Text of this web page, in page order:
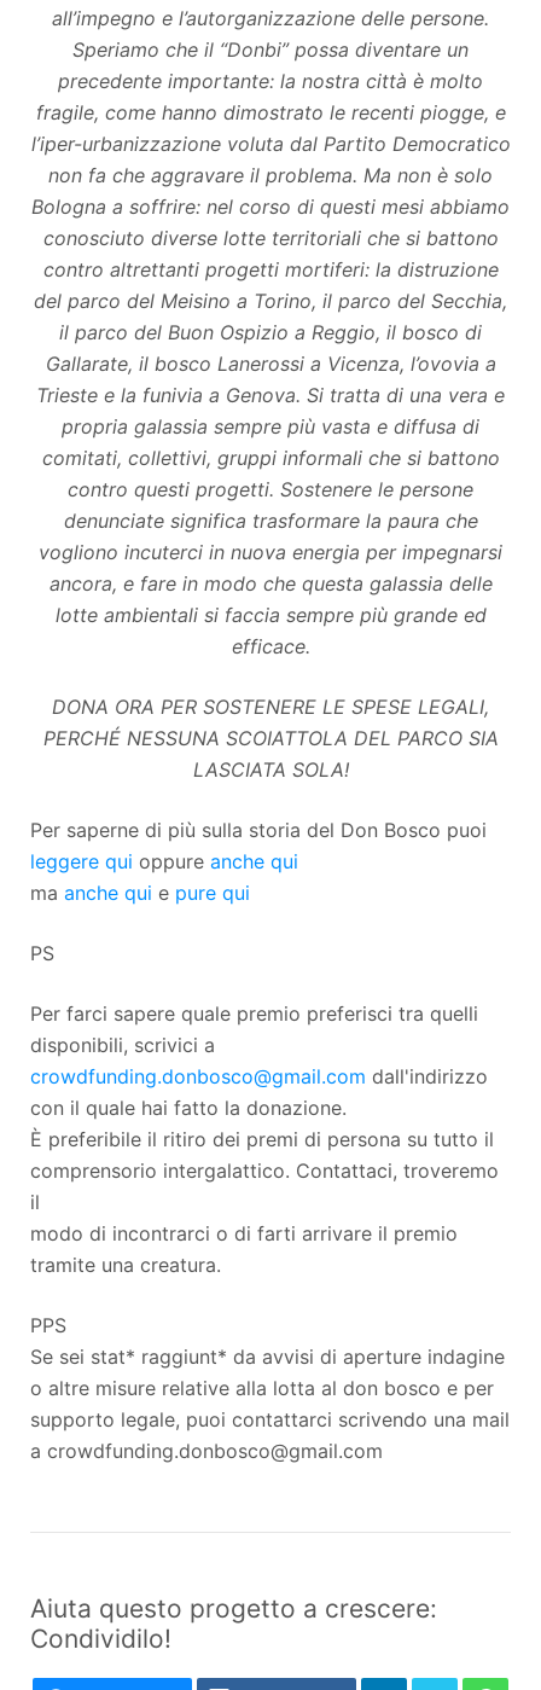
all’impegno e l’autorganizzazione delle persone.
Speriamo che il “Donbi” possa diventare un
precedente importante: la nostra città è molto
fragile, come hanno dimostrato le recenti piogge, e
l’iper-urbanizzazione voluta dal Partito Democratico
non fa che aggravare il problema. Ma non è solo
Bologna a soffrire: nel corso di questi mesi abbiamo
conosciuto diverse lotte territoriali che si battono
contro altrettanti progetti mortiferi: la distruzione
del parco del Meisino a Torino, il parco del Secchia,
il parco del Buon Ospizio a Reggio, il bosco di
Gallarate, il bosco Lanerossi a Vicenza, l’ovovia a
Trieste e la funivia a Genova. Si tratta di una vera e
propria galassia sempre più vasta e diffusa di
comitati, collettivi, gruppi informali che si battono
contro questi progetti. Sostenere le persone
denunciate significa trasformare la paura che
vogliono incuterci in nuova energia per impegnarsi
ancora, e fare in modo che questa galassia delle
lotte ambientali si faccia sempre più grande ed
efficace.
DONA ORA PER SOSTENERE LE SPESE LEGALI,
PERCHÉ NESSUNA SCOIATTOLA DEL PARCO SIA
LASCIATA SOLA!
Per saperne di più sulla storia del Don Bosco puoi
leggere qui oppure anche qui
ma anche qui e pure qui
PS
Per farci sapere quale premio preferisci tra quelli
disponibili, scrivici a
crowdfunding.donbosco@gmail.com dall'indirizzo
con il quale hai fatto la donazione.
È preferibile il ritiro dei premi di persona su tutto il
comprensorio intergalattico. Contattaci, troveremo
il
modo di incontrarci o di farti arrivare il premio
tramite una creatura.
PPS
Se sei stat* raggiunt* da avvisi di aperture indagine
o altre misure relative alla lotta al don bosco e per
supporto legale, puoi contattarci scrivendo una mail
a crowdfunding.donbosco@gmail.com
Aiuta questo progetto a crescere:
Condividilo!